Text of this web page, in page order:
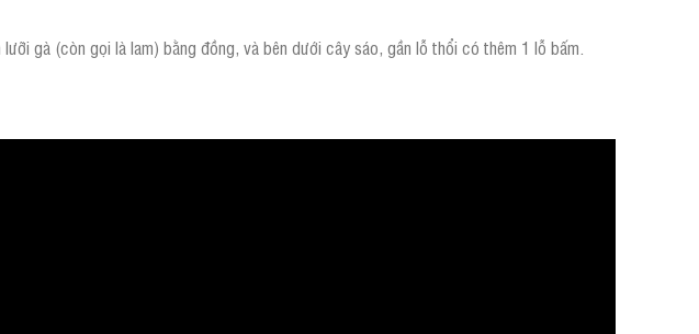
gà (còn gọi là lam) bằng đồng, và bên dưới cây sáo, gần lỗ thổi có thêm 1 lỗ bấm.